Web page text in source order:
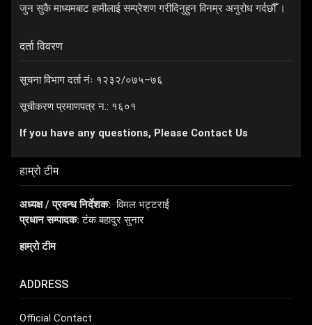
जुन सुकै माध्यमबाट हामीलाई सम्प्रेशण गरीदिनुहुन विनम्र अनुरोध गर्दछौँ ।
दर्ता विवरण
सूचना विभाग दर्ता नंः १२३२/०७५–७६
सूचीकरण प्रमाणपत्र न.: १६०१
If you have any questions, Please Contact Us
हाम्रो टीम
अध्यक्ष / प्रवन्ध निर्देशक:विमल भट्टराई
प्रधान सम्पादक:टंक बहादुर सुनार
हाम्रो टीम
ADDRESS
Official Contact